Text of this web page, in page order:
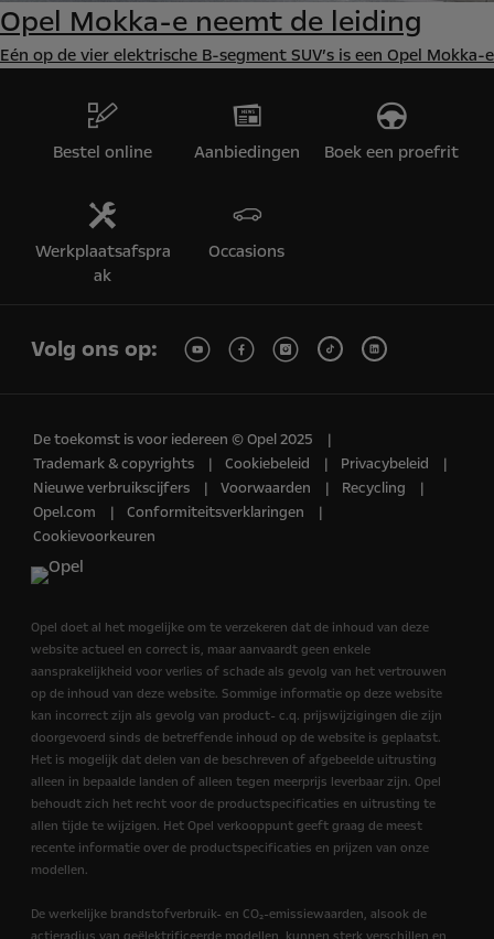
Opel Mokka-e neemt de leiding
Eén op de vier elektrische B-segment SUV’s is een Opel Mokka-e
Bestel online Aanbiedingen Boek een proefrit
Werkplaatsafspra
ak
Occasions
Volg ons op:
De toekomst is voor iedereen © Opel 2025
Trademark & copyrights
Cookiebeleid
Privacybeleid
Nieuwe verbruikscijfers
Voorwaarden
Recycling
Opel.com
Conformiteitsverklaringen
Cookievoorkeuren
Opel doet al het mogelijke om te verzekeren dat de inhoud van deze
website actueel en correct is, maar aanvaardt geen enkele
aansprakelijkheid voor verlies of schade als gevolg van het vertrouwen
op de inhoud van deze website. Sommige informatie op deze website
kan incorrect zijn als gevolg van product- c.q. prijswijzigingen die zijn
doorgevoerd sinds de betreffende inhoud op de website is geplaatst.
Het is mogelijk dat delen van de beschreven of afgebeelde uitrusting
alleen in bepaalde landen of alleen tegen meerprijs leverbaar zijn. Opel
behoudt zich het recht voor de productspecificaties en uitrusting te
allen tijde te wijzigen. Het Opel verkooppunt geeft graag de meest
recente informatie over de productspecificaties en prijzen van onze
modellen.
De werkelijke brandstofverbruik- en CO₂-emissiewaarden, alsook de